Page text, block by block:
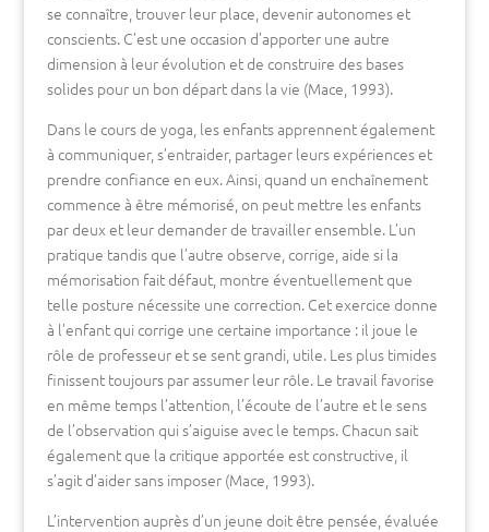
se connaître, trouver leur place, devenir autonomes et
conscients. C’est une occasion d’apporter une autre
dimension à leur évolution et de construire des bases
solides pour un bon départ dans la vie (Mace, 1993).
Dans le cours de yoga, les enfants apprennent également
à communiquer, s’entraider, partager leurs expériences et
prendre confiance en eux. Ainsi, quand un enchaînement
commence à être mémorisé, on peut mettre les enfants
par deux et leur demander de travailler ensemble. L’un
pratique tandis que l’autre observe, corrige, aide si la
mémorisation fait défaut, montre éventuellement que
telle posture nécessite une correction. Cet exercice donne
à l’enfant qui corrige une certaine importance : il joue le
rôle de professeur et se sent grandi, utile. Les plus timides
finissent toujours par assumer leur rôle. Le travail favorise
en même temps l’attention, l’écoute de l’autre et le sens
de l’observation qui s’aiguise avec le temps. Chacun sait
également que la critique apportée est constructive, il
s’agit d’aider sans imposer (Mace, 1993).
L’intervention auprès d’un jeune doit être pensée, évaluée